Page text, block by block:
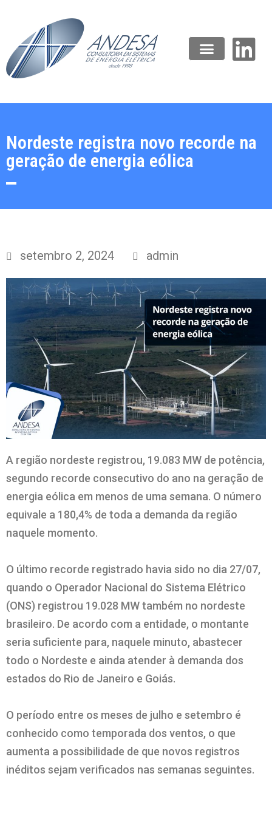
Nordeste registra novo recorde na
geração de energia eólica
setembro 2, 2024 admin
A região nordeste registrou, 19.083 MW de potência,
segundo recorde consecutivo do ano na geração de
energia eólica em menos de uma semana. O número
equivale a 180,4% de toda a demanda da região
naquele momento.
O último recorde registrado havia sido no dia 27/07,
quando o Operador Nacional do Sistema Elétrico
(ONS) registrou 19.028 MW também no nordeste
brasileiro. De acordo com a entidade, o montante
seria suficiente para, naquele minuto, abastecer
todo o Nordeste e ainda atender à demanda dos
estados do Rio de Janeiro e Goiás.
O período entre os meses de julho e setembro é
conhecido como temporada dos ventos, o que
aumenta a possibilidade de que novos registros
inéditos sejam verificados nas semanas seguintes.